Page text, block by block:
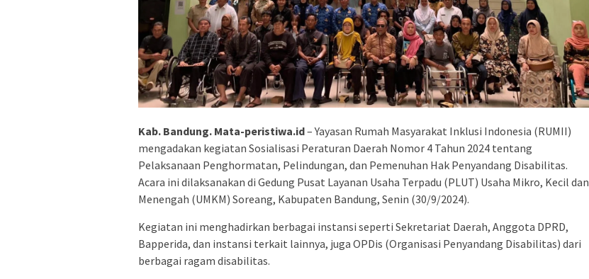
Kab. Bandung. Mata-peristiwa.id– Yayasan Rumah Masyarakat Inklusi Indonesia (RUMII)
mengadakan kegiatan Sosialisasi Peraturan Daerah Nomor 4 Tahun 2024 tentang
Pelaksanaan Penghormatan, Pelindungan, dan Pemenuhan Hak Penyandang Disabilitas.
Acara ini dilaksanakan di Gedung Pusat Layanan Usaha Terpadu (PLUT) Usaha Mikro, Kecil dan
Menengah (UMKM) Soreang, Kabupaten Bandung, Senin (30/9/2024).
Kegiatan ini menghadirkan berbagai instansi seperti Sekretariat Daerah, Anggota DPRD,
Bapperida, dan instansi terkait lainnya, juga OPDis (Organisasi Penyandang Disabilitas) dari
berbagai ragam disabilitas.